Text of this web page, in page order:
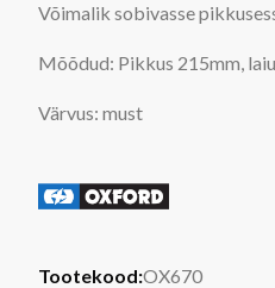
Võimalik sobivasse
Mõõdud: Pikkus 215mm,
Värvus: must
Tootekood:OX670